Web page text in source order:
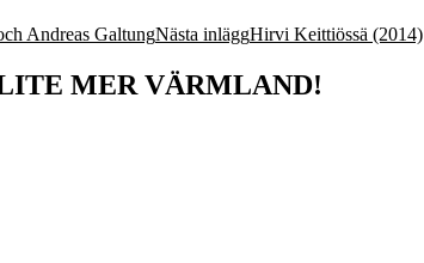
Andreas GaltungNästa inläggHirvi Keittiössä (2014)
MER VÄRMLAND!